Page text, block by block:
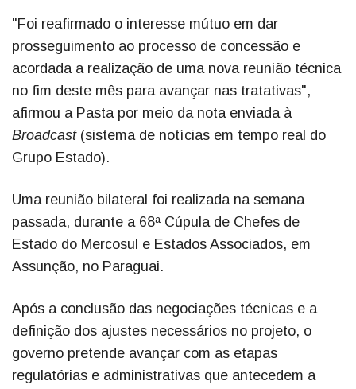
"Foi reafirmado o interesse mútuo em dar
prosseguimento ao processo de concessão e
acordada a realização de uma nova reunião técnica
no fim deste mês para avançar nas tratativas",
afirmou a Pasta por meio da nota enviada à
Broadcast(sistema de notícias em tempo real do
Grupo Estado).
Uma reunião bilateral foi realizada na semana
passada, durante a 68ª Cúpula de Chefes de
Estado do Mercosul e Estados Associados, em
Assunção, no Paraguai.
Após a conclusão das negociações técnicas e a
definição dos ajustes necessários no projeto, o
governo pretende avançar com as etapas
regulatórias e administrativas que antecedem a